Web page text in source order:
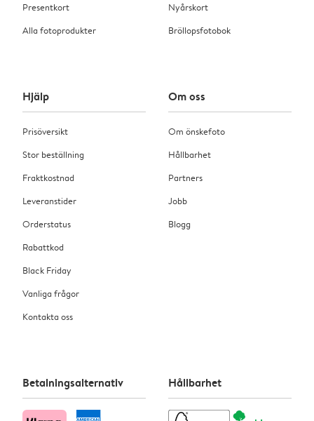
Presentkort
Alla fotoprodukter
Nyårskort
Bröllopsfotobok
Hjälp
Prisöversikt
Stor beställning
Fraktkostnad
Leveranstider
Orderstatus
Rabattkod
Black Friday
Vanliga frågor
Kontakta oss
Om oss
Om önskefoto
Hållbarhet
Partners
Jobb
Blogg
Betalningsalternativ Hållbarhet